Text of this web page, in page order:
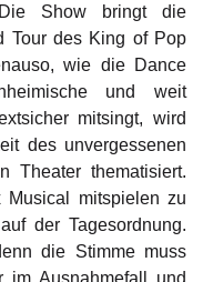
Show bringt die
Tour des King of Pop
wie die Dance
und weit
mitsingt, wird
des unvergessenen
Theater thematisiert.
Musical mitspielen zu
der Tagesordnung.
die Stimme muss
im Ausnahmefall und